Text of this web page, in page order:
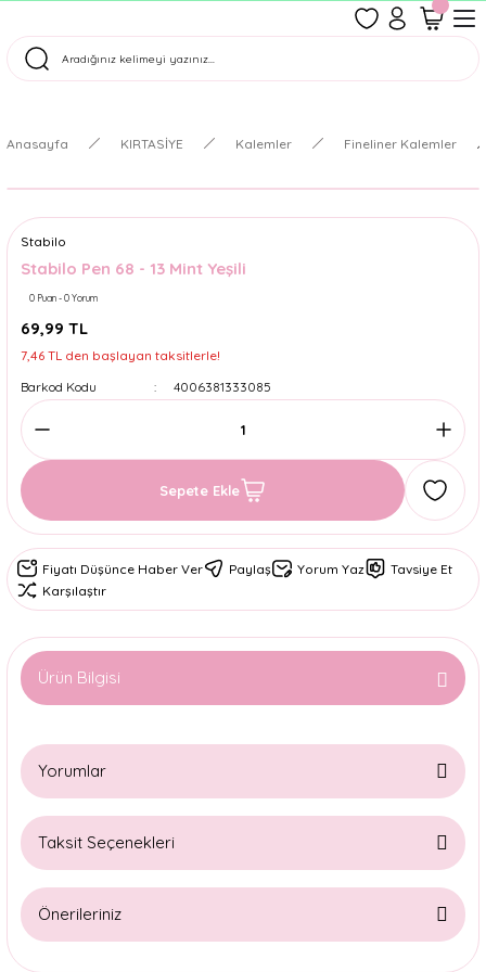
Tüm Siparişler Aynı Gün Kargoda!
Anasayfa KIRTASİYE Kalemler Fineliner Kalemler
Stabilo
Stabilo Pen 68 - 13 Mint Yeşili
0 Puan - 0 Yorum
69,99 TL
7,46 TL den başlayan taksitlerle!
Barkod Kodu
4006381333085
Sepete Ekle
Fiyatı Düşünce Haber Ver Paylaş Yorum Yaz
Tavsiye Et
Karşılaştır
Ürün Bilgisi
Yorumlar
Taksit Seçenekleri
Önerileriniz